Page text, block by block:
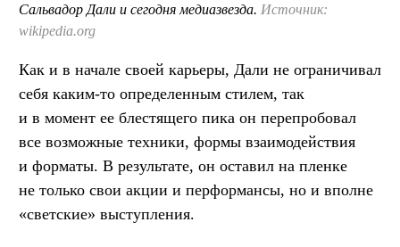
Сальвадор Дали и сегодня медиазвезда. Источник:
wikipedia.org
Как и в начале своей карьеры, Дали не ограничивал
себя каким-то определенным стилем, так
и в момент ее блестящего пика он перепробовал
все возможные техники, формы взаимодействия
и форматы. В результате, он оставил на пленке
не только свои акции и перформансы, но и вполне
«светские» выступления.